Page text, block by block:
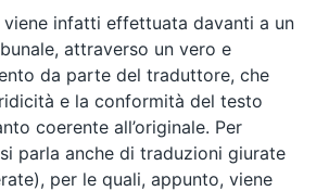
viene infatti effettuata davanti a un
attraverso un vero e
da parte del traduttore, che
e la conformità del testo
coerente all’originale. Per
parla anche di traduzioni giurate
per le quali, appunto, viene